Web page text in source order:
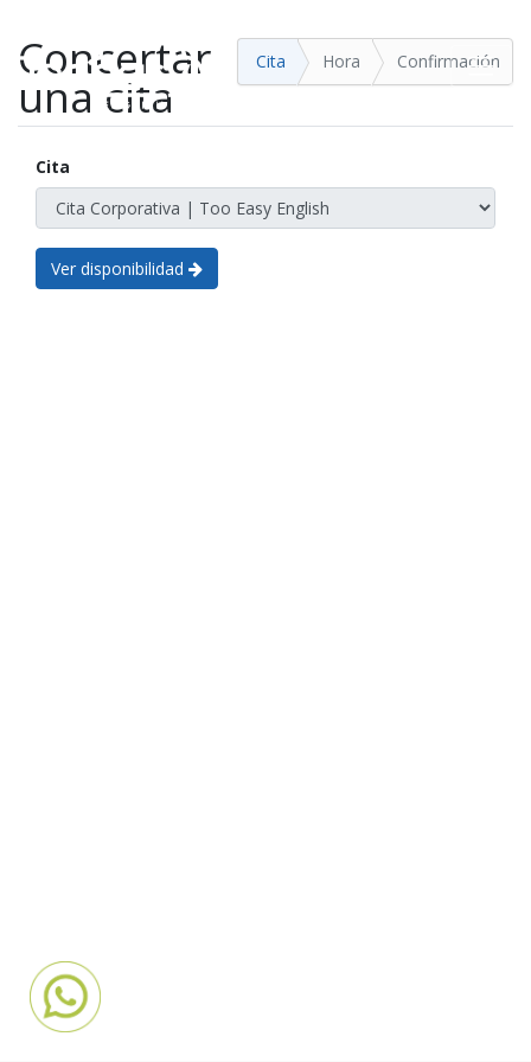
Cita Hora Confirmación
Concertar
una cita
Cita
Ver disponibilidad